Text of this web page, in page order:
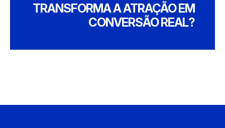
TRANSFORMA A ATRAÇÃO EM
CONVERSÃO REAL?